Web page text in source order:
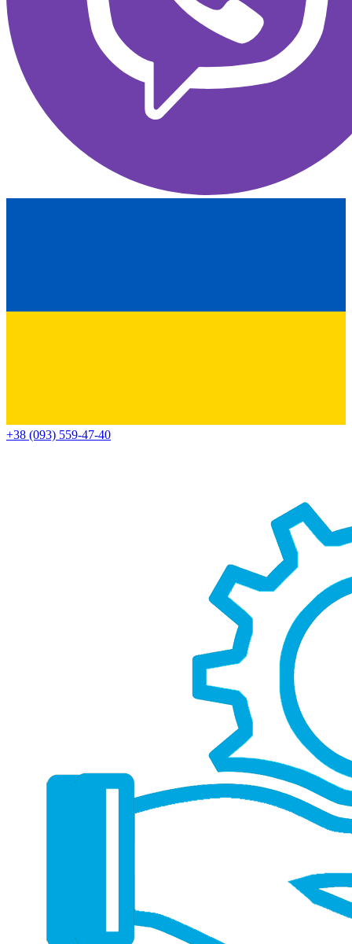
+38 (093) 559-47-40